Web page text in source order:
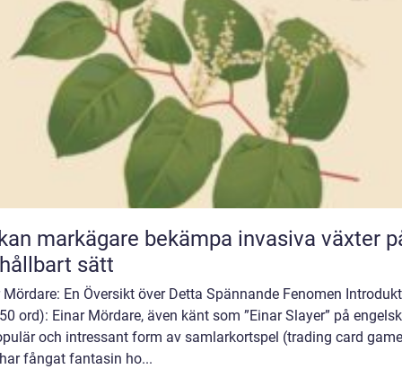
markägare bekämpa invasiva växter
sätt
Mördare: En Översikt över Detta Spännande Fenomen
ord): Einar Mördare, även känt som ”Einar Slayer” på
och intressant form av samlarkortspel (trading card
fångat fantasin ho...